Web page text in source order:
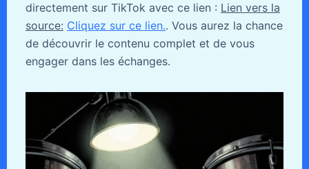
directement sur TikTok avec ce lien : Lien vers la
source: Cliquez sur ce lien.. Vous aurez la chance
de découvrir le contenu complet et de vous
engager dans les échanges.